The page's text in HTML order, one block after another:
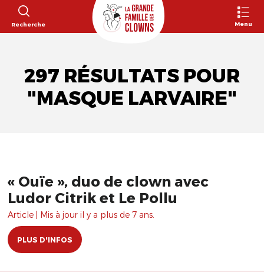
Recherche Menu
297 RÉSULTATS POUR
"MASQUE LARVAIRE"
« Ouïe », duo de clown avec
Ludor Citrik et Le Pollu
Article | Mis à jour il y a plus de 7 ans.
PLUS D'INFOS